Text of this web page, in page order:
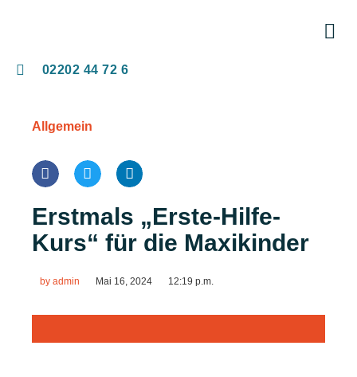
02202 44 72 6
Allgemein
Erstmals „Erste-Hilfe-
Kurs“ für die Maxikinder
by admin Mai 16, 2024 12:19 p.m.